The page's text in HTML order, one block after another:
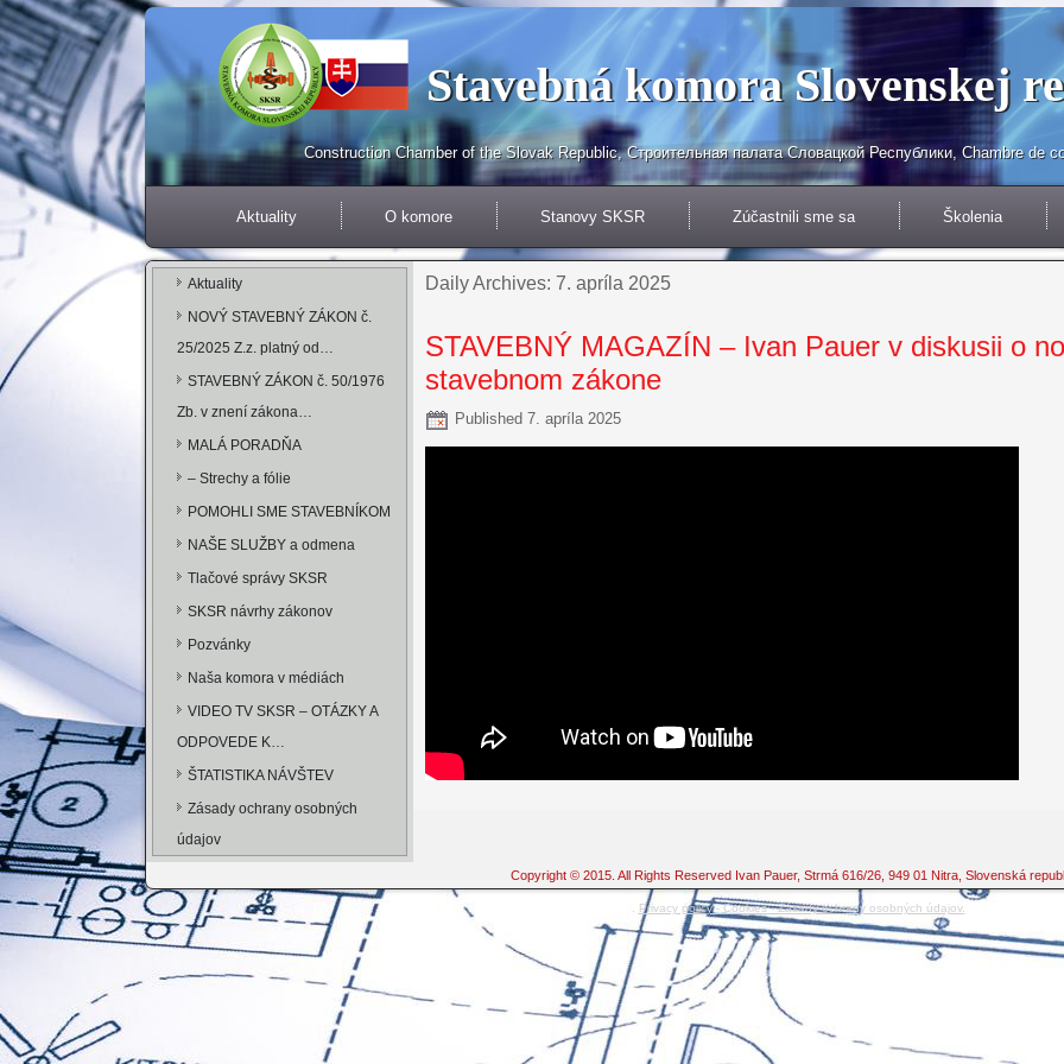
Stavebná komora Slovenskej
Construction Chamber of the Slovak Republic, Строительнaя палата Словацкой Республики, Chambre de
Aktuality O komore Stanovy SKSR Zúčastnili sme sa Školenia
Aktuality
NOVÝ STAVEBNÝ ZÁKON č.
25/2025 Z.z. platný od…
STAVEBNÝ ZÁKON č. 50/1976
Zb. v znení zákona…
MALÁ PORADŇA
– Strechy a fólie
POMOHLI SME STAVEBNÍKOM
NAŠE SLUŽBY a odmena
Tlačové správy SKSR
SKSR návrhy zákonov
Pozvánky
Naša komora v médiách
VIDEO TV SKSR – OTÁZKY A
ODPOVEDE K…
ŠTATISTIKA NÁVŠTEV
Zásady ochrany osobných
údajov
Daily Archives: 7. apríla 2025
STAVEBNÝ MAGAZÍN – Ivan Pauer v diskusii o
stavebnom zákone
Published 7. apríla 2025
Copyright © 2015. All Rights Reserved Ivan Pauer, Strmá 616/26, 949 01 Nitra, Slovenská
Privacy policy - Cookies - Zásady ochrany osobných údajov.